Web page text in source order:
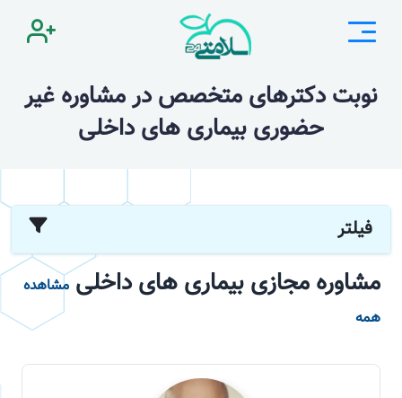
نوبت دکترهای متخصص در مشاوره غیر
حضوری بیماری های داخلی
فیلتر
مشاوره مجازی بیماری های داخلیمشاهده
همه